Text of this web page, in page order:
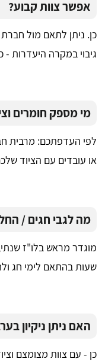
אפשר צוות קבוע?
כן. ניתן לתאם מול חברת
גיבוי במקרה היעדרות -
מי מספק חומרים
לפי העדפתכם: מרבית
או עובדים עם הציוד
מה לגבי חגים /
מוגדר מראש בלו"ז
שעות בהתאם לימי חג
האם ניתן ניקיון
כן - עם צוות מצומצם